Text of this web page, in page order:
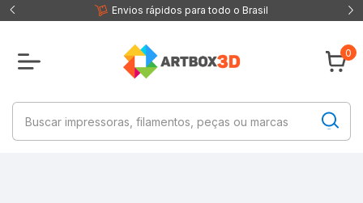
Envios rápidos para todo o Brasil
0